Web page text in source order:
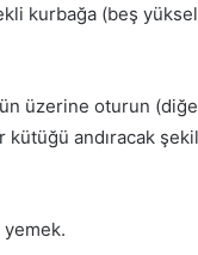
kurbağa (beş
üzerine oturun
kütüğü andıracak